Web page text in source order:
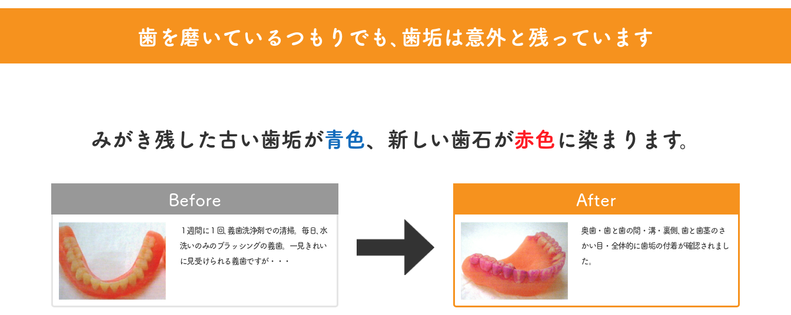
歯を磨いているつもりでも､ 歯垢は意外と残っています
みがき残した古い歯垢が青色、 新しい歯石が赤色に染まります。
Before
１週間に１回､義歯洗浄剤での清掃。毎日､水
洗いのみのブラッシングの義歯。一見きれい
に見受けられる義歯ですが・・・
After
奥歯・歯と歯の間・溝・裏側､歯と歯茎のさ
かい目・全体的に歯垢の付着が確認されまし
た。